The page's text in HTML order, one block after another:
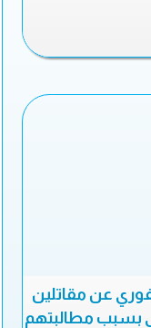
عن مقاتلين
بسبب مطالبتهم